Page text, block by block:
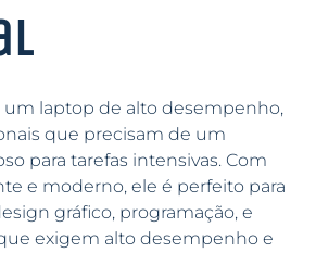
um laptop de alto desempenho,
que precisam de um
para tarefas intensivas. Com
e moderno, ele é perfeito para
gráfico, programação, e
exigem alto desempenho e